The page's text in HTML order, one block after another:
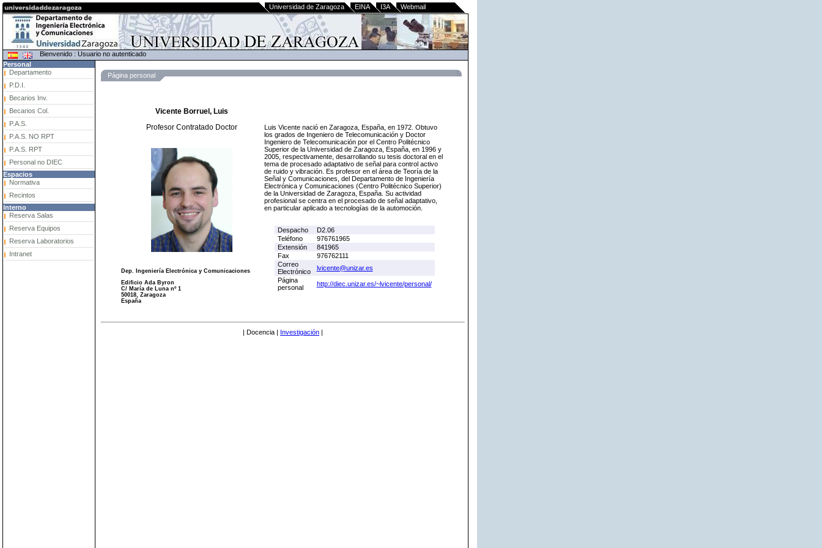
Universidad de Zaragoza EINA I3A Webmail
Bienvenido : Usuario no autenticado
Personal
Departamento
P.D.I.
Becarios Inv.
Becarios Col.
P.A.S.
P.A.S. NO RPT
P.A.S. RPT
Personal no DIEC
Espacios
Normativa
Recintos
Interno
Reserva Salas
Reserva Equipos
Reserva Laboratorios
Intranet
Página personal
Vicente Borruel, Luis
Profesor Contratado Doctor
Dep. Ingeniería Electrónica y Comunicaciones
Edificio Ada Byron
C/ María de Luna nº 1
50018, Zaragoza
España
Luis Vicente nació en Zaragoza, España, en 1972. Obtuvo
los grados de Ingeniero de Telecomunicación y Doctor
Ingeniero de Telecomunicación por el Centro Politécnico
Superior de la Universidad de Zaragoza, España, en 1996 y
2005, respectivamente, desarrollando su tesis doctoral en el
tema de procesado adaptativo de señal para control activo
de ruido y vibración. Es profesor en el área de Teoría de la
Señal y Comunicaciones, del Departamento de Ingeniería
Electrónica y Comunicaciones (Centro Politécnico Superior)
de la Universidad de Zaragoza, España. Su actividad
profesional se centra en el procesado de señal adaptativo,
en particular aplicado a tecnologías de la automoción.
Despacho
D2.06
Teléfono
976761965
Extensión
841965
Fax
976762111
Correo
Electrónico
lvicente@unizar.es
Página
personal
http://diec.unizar.es/~lvicente/personal/
| Docencia | Investigación |